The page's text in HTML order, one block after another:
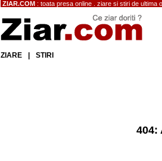
ZIAR.COM : toata presa online . ziare si stiri de ultima
ZIARE STIRI
404: